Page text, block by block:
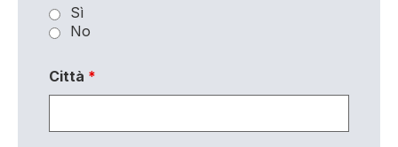
Sì
No
Città *